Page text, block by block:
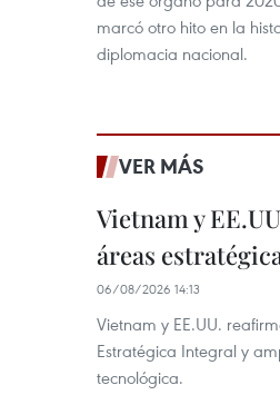
marcó otro hito en la
diplomacia nacional.
VER MÁS
Vietnam y
áreas
06/08/2026 14:13
Vietnam y EE.UU.
Estratégica Integral y
tecnológica.